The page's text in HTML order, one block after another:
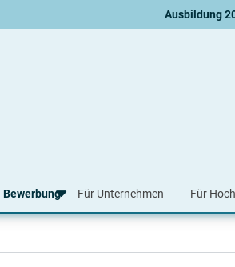
Ausbildung
Bewerbung Für Unternehmen Für